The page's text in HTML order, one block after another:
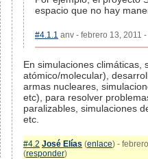
espacio que no hay
#4.1.1 anv - febrero 13, 2011
En simulaciones climáticas,
atómico/molecular),
armas nucleares,
etc), para resolver
paralizables, simulaciones
etc.
#4.2 José Elías (enlace) -
(responder)